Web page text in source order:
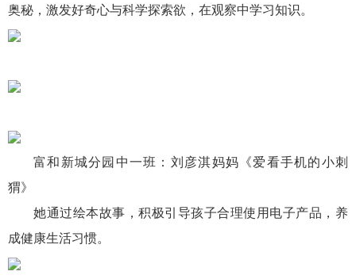
奥秘，激发好奇心与科学探索欲，在观察中学习知识。
富和新城分园中一班：刘彦淇妈妈《爱看手机的小刺
猬》
她通过绘本故事，积极引导孩子合理使用电子产品，养
成健康生活习惯。